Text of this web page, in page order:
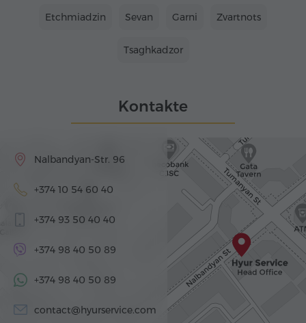
Etchmiadzin Sevan Garni Zvartnots
Tsaghkadzor
Kontakte
Nalbandyan-Str. 96
+374 10 54 60 40
+374 93 50 40 40
+374 98 40 50 89
+374 98 40 50 89
contact@hyurservice.com